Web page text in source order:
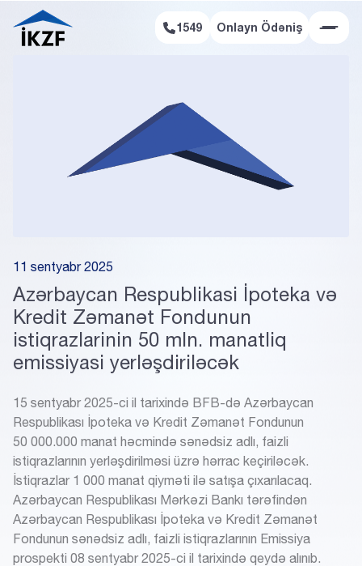
Onlayn Ödəniş 1549 Onlayn Ödəniş
11 sentyabr 2025
Azərbaycan Respublikasi İpoteka və
Kredit Zəmanət Fondunun
istiqrazlarinin 50 mln. manatliq
emissiyasi yerləşdiriləcək
15 sentyabr 2025-ci il tarixində BFB-də Azərbaycan
Respublikası İpoteka və Kredit Zəmanət Fondunun
50 000.000 manat həcmində sənədsiz adlı, faizli
istiqrazlarının yerləşdirilməsi üzrə hərrac keçiriləcək.
İstiqrazlar 1 000 manat qiyməti ilə satışa çıxarılacaq.
Azərbaycan Respublikası Mərkəzi Bankı tərəfindən
Azərbaycan Respublikası İpoteka və Kredit Zəmanət
Fondunun sənədsiz adlı, faizli istiqrazlarının Emissiya
prospekti 08 sentyabr 2025-ci il tarixində qeydə alınıb.